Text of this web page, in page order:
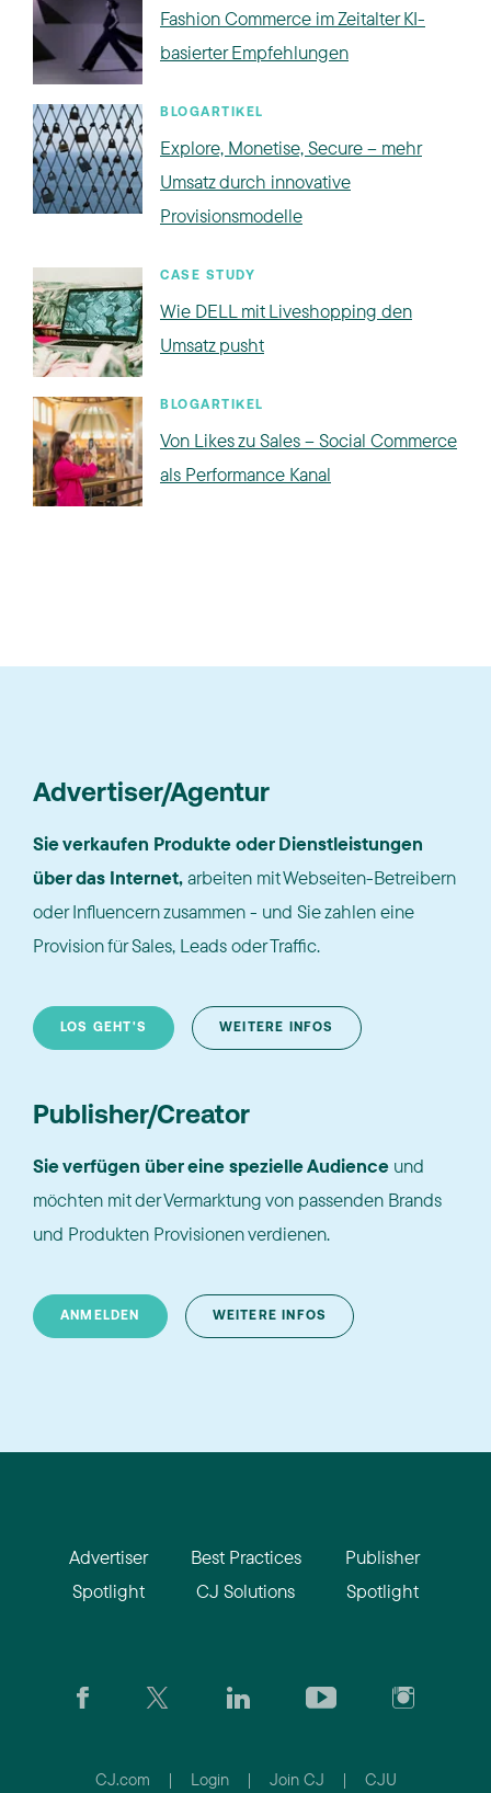
Fashion Commerce im Zeitalter KI-
basierter Empfehlungen
BLOGARTIKEL
Explore, Monetise, Secure – mehr
Umsatz durch innovative
Provisionsmodelle
CASE STUDY
Wie DELL mit Liveshopping den
Umsatz pusht
BLOGARTIKEL
Von Likes zu Sales – Social Commerce
als Performance Kanal
Advertiser/Agentur
Sie verkaufen Produkte oder Dienstleistungen
über das Internet,arbeiten mit Webseiten-Betreibern
oder Influencern zusammen - und Sie zahlen eine
Provision für Sales, Leads oder Traffic.
LOS GEHT'S WEITERE INFOS
Publisher/Creator
Sie verfügen über eine spezielle Audience und
möchten mit der Vermarktung von passenden Brands
und Produkten Provisionen verdienen.
ANMELDEN WEITERE INFOS
Advertiser
Spotlight
Best Practices
CJ Solutions
Publisher
Spotlight
CJ.com | Login | Join CJ | CJU